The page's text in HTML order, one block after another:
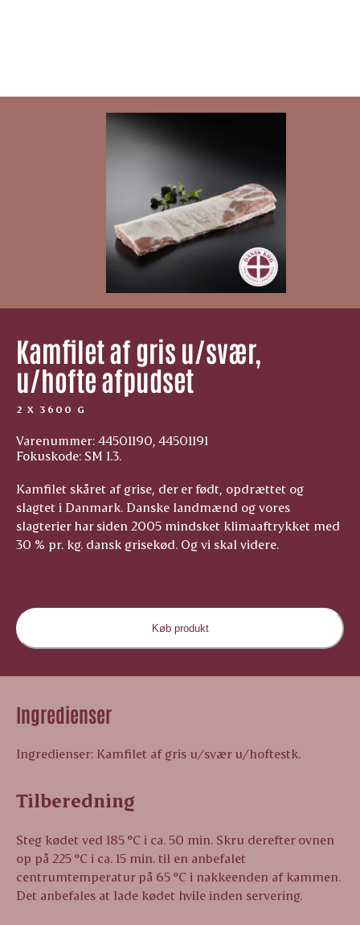
Kamfilet af gris u/svær,
u/hofte afpudset
2 X 3600 G
Varenummer: 44501190, 44501191
Fokuskode: SM 1.3.
Kamfilet skåret af grise, der er født, opdrættet og
slagtet i Danmark. Danske landmænd og vores
slagterier har siden 2005 mindsket klimaaftrykket med
30 % pr. kg. dansk grisekød. Og vi skal videre.
Køb produkt
Ingredienser
Ingredienser: Kamfilet af gris u/svær u/hoftestk.
Tilberedning
Steg kødet ved 185 °C i ca. 50 min. Skru derefter ovnen
op på 225 °C i ca. 15 min. til en anbefalet
centrumtemperatur på 65 °C i nakkeenden af kammen.
Det anbefales at lade kødet hvile inden servering.